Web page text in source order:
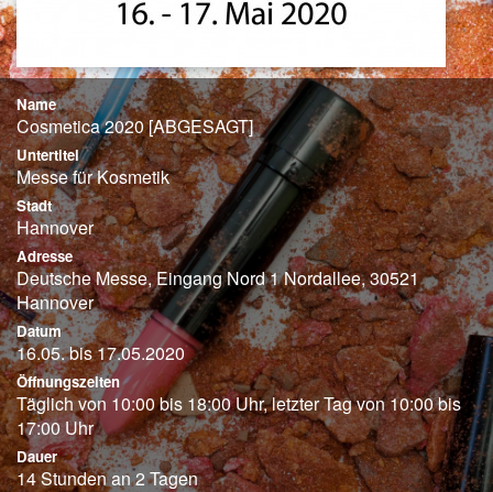
Name
Cosmetica 2020 [ABGESAGT]
Untertitel
Messe für Kosmetik
Stadt
Hannover
Adresse
Deutsche Messe, Eingang Nord 1 Nordallee, 30521
Hannover
Datum
16.05. bis 17.05.2020
Öffnungszeiten
Täglich von 10:00 bis 18:00 Uhr, letzter Tag von 10:00 bis
17:00 Uhr
Dauer
14 Stunden an 2 Tagen